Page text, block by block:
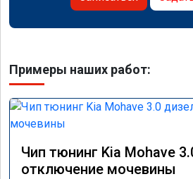
Примеры наших работ:
Чип тюнинг Kia Mohave
отключение мочевины